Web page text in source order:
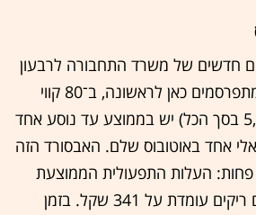
חדשים של משרד התחבורה לרבעון
הראשון של 2026, המתפרסמים כאן לראשונה, ב־80 קווי
אוטובוסים (מתוך 5,127 בסך הכל) יש בממוצע עד נוסע אחד
אחד באוטובוס שלם. האבסורד הזה
פחות: העלות התפעולית הממוצעת
לכל נוסע באותם קווים ריקים עומדת על 341 שקל. בזמן